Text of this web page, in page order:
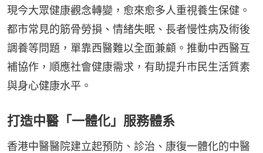
現今大眾健康觀念轉變，愈來愈多人重視養生保健。
都市常見的筋骨勞損、情緒失眠、長者慢性病及術後
調養等問題，單靠西醫難以全面兼顧。推動中西醫互
補協作，順應社會健康需求，有助提升市民生活質素
與身心健康水平。
打造中醫「一體化」服務體系
香港中醫醫院建立起預防、診治、康復一體化的中醫